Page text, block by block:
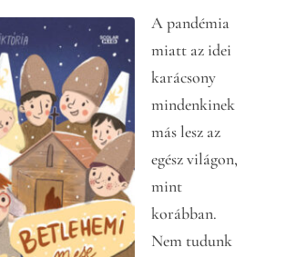
A pandémia
miatt az idei
karácsony
mindenkinek
más lesz az
egész világon,
mint
korábban.
Nem tudunk